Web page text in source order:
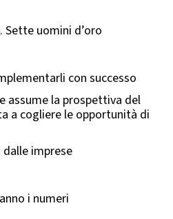
. Sette uomini d’oro
con successo
assume la prospettiva del
a cogliere le opportunità di
imprese
i numeri